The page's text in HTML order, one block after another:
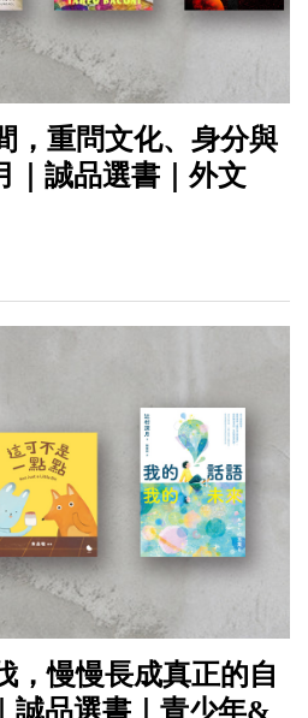
，重問文化、身分與
｜誠品選書｜外文
，慢慢長成真正的自
誠品選書｜青少年&